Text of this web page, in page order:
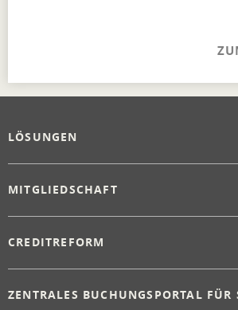
LÖSUNGEN
MITGLIEDSCHAFT
CREDITREFORM
ZENTRALES BUCHUNGSPORTAL FÜR